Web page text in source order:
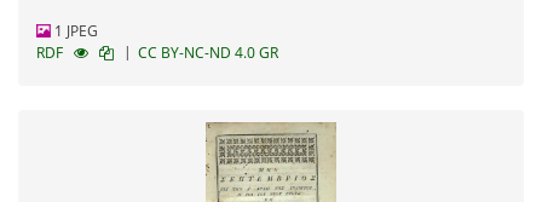
1 JPEG
RDF
| CC BY-NC-ND 4.0 GR